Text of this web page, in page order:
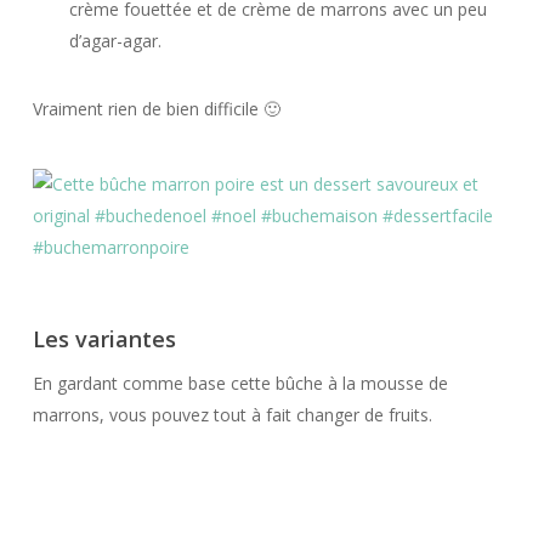
crème fouettée et de crème de marrons avec un peu
d’agar-agar.
Vraiment rien de bien difficile 🙂
Les variantes
En gardant comme base cette bûche à la mousse de
marrons, vous pouvez tout à fait changer de fruits.